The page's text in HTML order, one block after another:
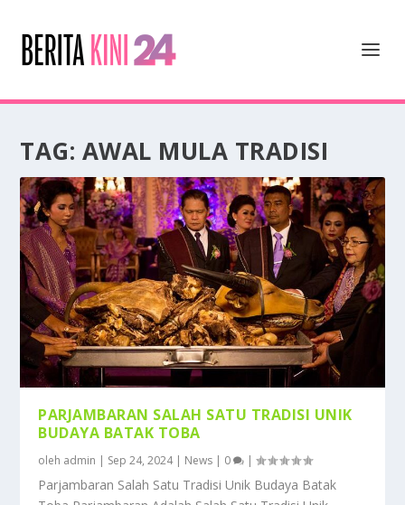
TAG: AWAL MULA TRADISI
PARJAMBARAN SALAH SATU TRADISI UNIK
BUDAYA BATAK TOBA
oleh admin | Sep 24, 2024| News | 0 |
Parjambaran Salah Satu Tradisi Unik Budaya Batak